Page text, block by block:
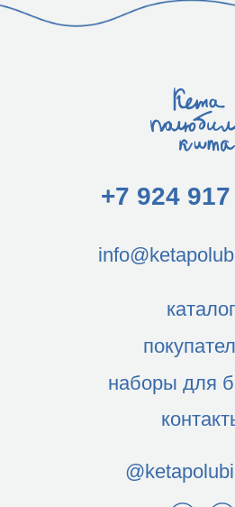
каталог
наборы для бизнеса
ИП Мясникова Е.П., 2023
ОГРНИП 319272400042647
info@ketapolubilakita.ru
Договор-оферта
@ketapolubilakita
Дизайн и вёрстка сайта — Анна Видякина